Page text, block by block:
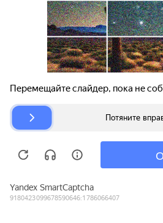
Для автокомпаний
Авторазборки
© bibinet.ru - система
Copyright 2010-2026 Все